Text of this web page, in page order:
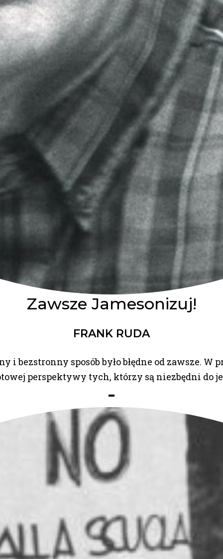
Zawsze Jamesonizuj!
FRANK RUDA
i bezstronny sposób było błędne od zawsze.
perspektywy tych, którzy są niezbędni